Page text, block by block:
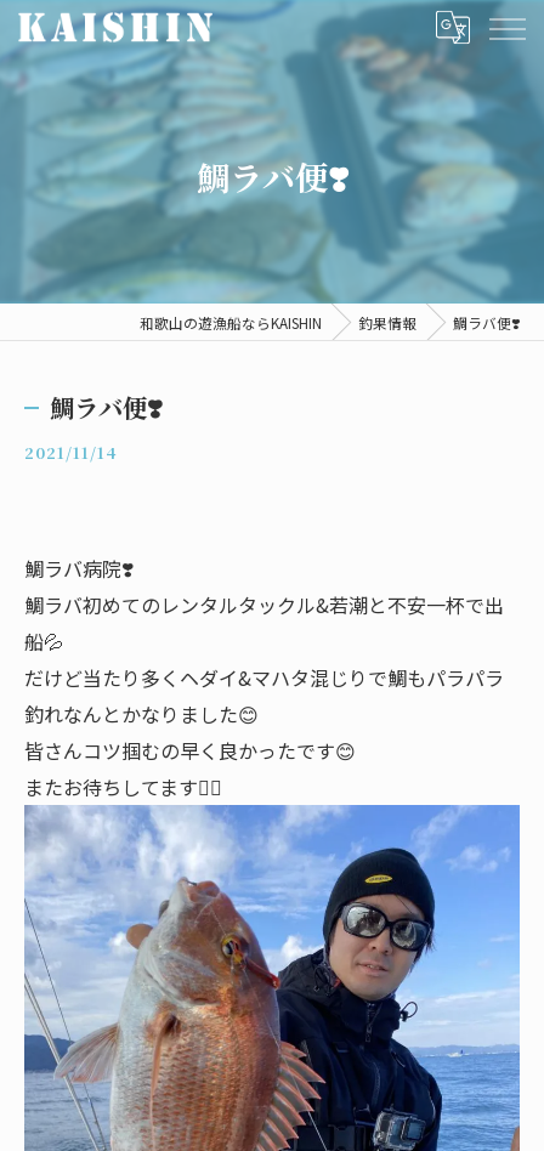
鯛ラバ便❣️
和歌山の遊漁船ならKAISHIN 釣果情報 鯛ラバ便❣️
鯛ラバ便❣️
2021/11/14
鯛ラバ病院❣️
鯛ラバ初めてのレンタルタックル&若潮と不安一杯で出
船💦
だけど当たり多くヘダイ&マハタ混じりで鯛もパラパラ
釣れなんとかなりました😊
皆さんコツ掴むの早く良かったです😊
またお待ちしてます🙇‍♂️